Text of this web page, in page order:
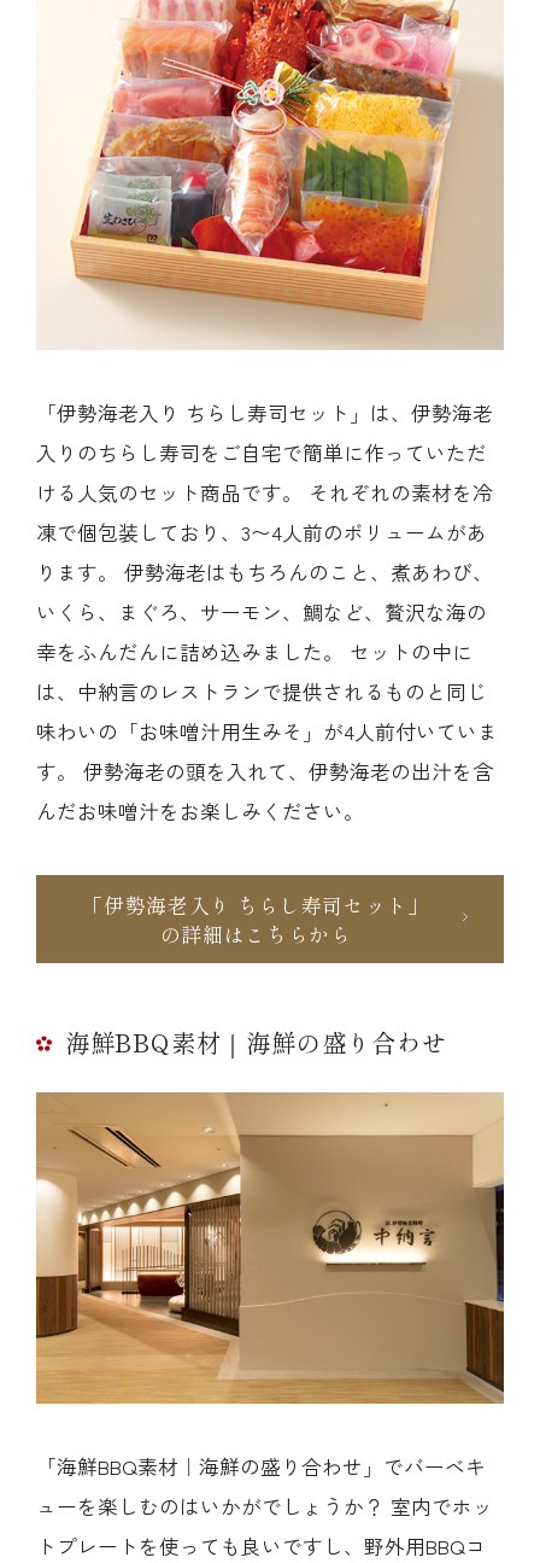
「伊勢海老入り ちらし寿司セット」は、伊勢海老
入りのちらし寿司をご自宅で簡単に作っていただ
ける人気のセット商品です。 それぞれの素材を冷
凍で個包装しており、3〜4人前のボリュームがあ
ります。 伊勢海老はもちろんのこと、煮あわび、
いくら、まぐろ、サーモン、鯛など、贅沢な海の
幸をふんだんに詰め込みました。 セットの中に
は、中納言のレストランで提供されるものと同じ
味わいの「お味噌汁用生みそ」が4人前付いていま
す。 伊勢海老の頭を入れて、伊勢海老の出汁を含
んだお味噌汁をお楽しみください。
「伊勢海老入り ちらし寿司セット」
の詳細はこちらから
海鮮BBQ素材｜海鮮の盛り合わせ
「海鮮BBQ素材｜海鮮の盛り合わせ」でバーベキ
ューを楽しむのはいかがでしょうか？ 室内でホッ
トプレートを使っても良いですし、野外用BBQコ